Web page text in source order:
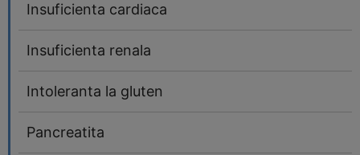
Insuficienta cardiaca
Insuficienta renala
Intoleranta la gluten
Pancreatita